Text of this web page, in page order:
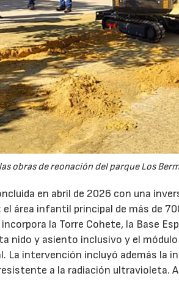
obras de reonación del parque Los
en abril de 2026 con una
área infantil principal de más de
la Torre Cohete, la Base
nido y asiento inclusivo y el
La intervención incluyó además la
a la radiación ultravioleta.